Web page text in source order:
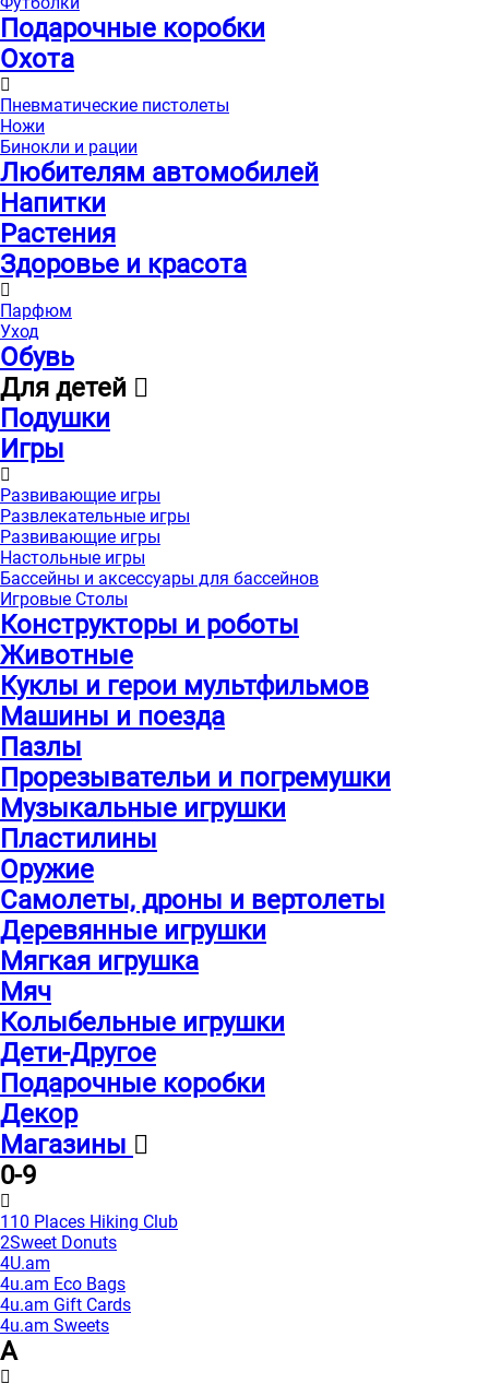
Подарочные коробки
Охота
Пневматические пистолеты
Ножи
Бинокли и рации
Любителям автомобилей
Напитки
Растения
Здоровье и красота
Парфюм
Уход
Обувь
Для детей
Подушки
Игры
Развивающие игры
Развлекательные игры
Развивающие игры
Настольные игры
Бассейны и аксессуары для бассейнов
Игровые Столы
Конструкторы и роботы
Животные
Куклы и герои мультфильмов
Машины и поезда
Пазлы
Прорезывательи и погремушки
Музыкальные игрушки
Пластилины
Оружие
Самолеты, дроны и вертолеты
Деревянные игрушки
Мягкая игрушка
Мяч
Колыбельные игрушки
Дети-Другое
Подарочные коробки
Декор
Магазины
0-9
110 Places Hiking Club
2Sweet Donuts
4U.am
4u.am Eco Bags
4u.am Gift Cards
4u.am Sweets
A